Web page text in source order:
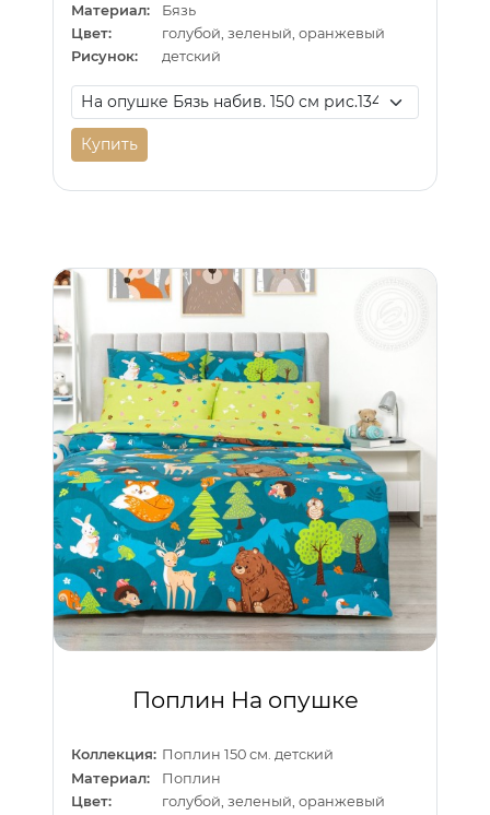
Материал:
Бязь
Цвет:
голубой, зеленый, оранжевый
Рисунок:
детский
Купить
Поплин На опушке
Коллекция: Поплин 150 см. детский
Материал:
Поплин
Цвет:
голубой, зеленый, оранжевый